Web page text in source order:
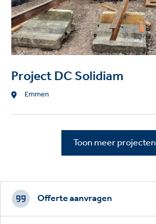
Project DC Solidiam
Location
Emmen
Toon meer projecten
Footer
CTAs
Offerte aanvragen